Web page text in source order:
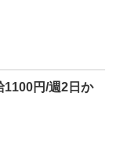
1100円/週2日か